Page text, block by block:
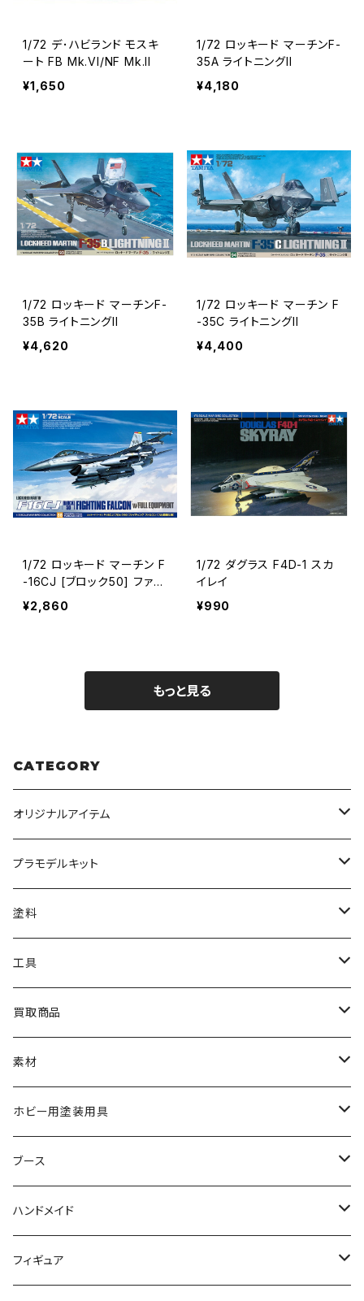
1/72 デ･ハビランド モスキ
ート FB Mk.VI/NF Mk.II
¥1,650
1/72 ロッキード マーチンF-
35A ライトニングII
¥4,180
1/72 ロッキード マーチンF-
35B ライトニングII
¥4,620
1/72 ロッキード マーチン F
-35C ライトニングII
¥4,400
1/72 ロッキード マーチン F
-16CJ [ブロック50] ファイ
ティング ファルコン（フル装
備仕様）
¥2,860
1/72 ダグラス F4D-1 スカ
イレイ
¥990
もっと見る
CATEGORY
オリジナルアイテム
みんなのアクション3Dアートベース
アクリルベース
ナチュラルベース
オリジナルアクキー
オリジナルスマホスタンド
ウォッチスタンド
テープスタンド
ベース材
アパレル
プラモデルキット
BANDAI
HG
MG
30MF
ポケプラ
TAMIYA
カーモデル
飛行機モデル
1/35ミリタリーミニチュアシリーズ
アオシマ
ザ☆バイク
けもプラ
KOTOBUKIYA
メガミデバイス
無限邂逅メガロマリア
プラフィア
エクスプラス
GOOD SMILE COMPANY
MODEROID
wave
塗料
クレオス
ラッカー塗料
エナメル塗料
サーフェイサー
TAMIYA
ラッカー塗料
エナメル塗料
ガイアノーツ
エナメル塗料
ラッカー塗料
ターナー
アクリル塗料
プラモ向上委員会
その他
ハセガワ
ポリマー
フィニッシャーズ
工具
TAMIYA
ニッパー
切削工具
ウェーブ
小物プラパーツ
ニッパー
ゴッドハンド
ニッパー
切削工具
ミネシマ
切削工具
その他工具
ガイアノーツ
その他工具
クレオス
買取商品
BANDAI
HG
MG
素材
TAMIYA
接着剤
パテ
クレオス
接着剤
パテ
ガイアノーツ
接着剤
ウェーブ
ホビー用塗装用具
TAMIYA
エアブラシ関連用品
塗装関係消耗品
PROFIX(RAYWOOD)
エアブラシ
ガイアノーツ
ブース
PROFIX(RAYWOOD)
ウェーブ
ハンドメイド
完成品
フィギュア